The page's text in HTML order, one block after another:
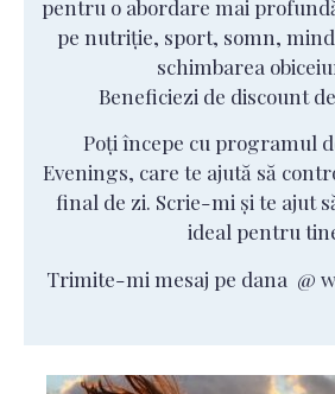
pentru o abordare mai
pe nutriție, sport, somn,
schimbarea
Beneficiezi de discount
Poți începe cu programul
Evenings, care te ajută să
final de zi. Scrie-mi și te ajut
ideal pentru
Trimite-mi mesaj pe dana @